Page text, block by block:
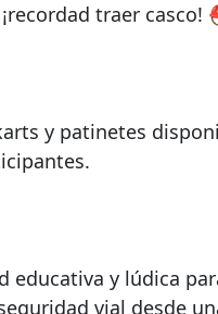
¡recordad traer
y patinetes
educativa y lúdica
vial desde